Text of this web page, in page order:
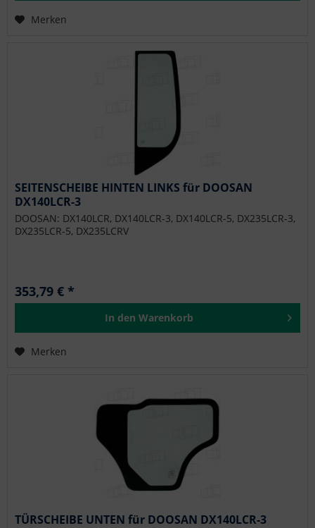
Merken
SEITENSCHEIBE HINTEN LINKS für DOOSAN
DX140LCR-3
DOOSAN: DX140LCR, DX140LCR-3, DX140LCR-5, DX235LCR-3,
DX235LCR-5, DX235LCRV
353,79 € *
In den Warenkorb
Merken
TÜRSCHEIBE UNTEN für DOOSAN DX140LCR-3